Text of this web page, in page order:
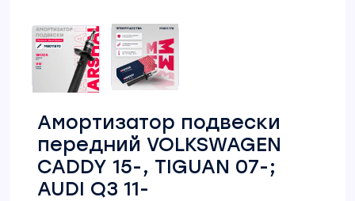
Амортизатор подвески
передний VOLKSWAGEN
CADDY 15-, TIGUAN 07-;
AUDI Q3 11-